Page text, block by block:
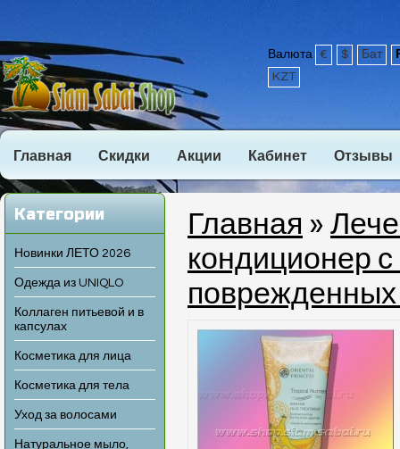
Валюта € $ Бат
KZT
Главная Скидки Акции Кабинет Отзывы
Категории
Новинки ЛЕТО 2026
Одежда из UNIQLO
Коллаген питьевой и в
капсулах
Косметика для лица
Косметика для тела
Уход за волосами
Натуральное мыло,
Главная »
кондиционер
поврежденных